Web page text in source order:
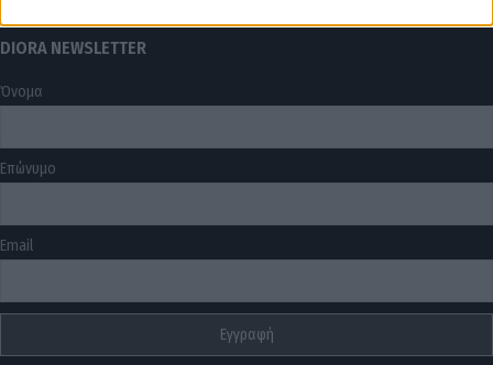
DIORA NEWSLETTER
Όνομα
Επώνυμο
Email